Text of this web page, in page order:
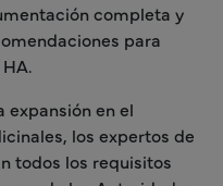
completa y
para
expansión en el
los expertos de
todos los requisitos